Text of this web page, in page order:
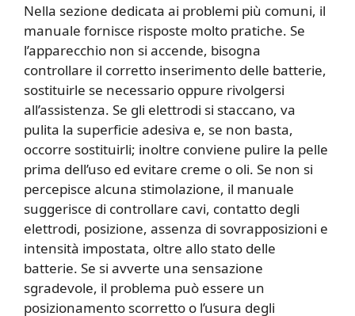
Nella sezione dedicata ai problemi più comuni, il
manuale fornisce risposte molto pratiche. Se
l’apparecchio non si accende, bisogna
controllare il corretto inserimento delle batterie,
sostituirle se necessario oppure rivolgersi
all’assistenza. Se gli elettrodi si staccano, va
pulita la superficie adesiva e, se non basta,
occorre sostituirli; inoltre conviene pulire la pelle
prima dell’uso ed evitare creme o oli. Se non si
percepisce alcuna stimolazione, il manuale
suggerisce di controllare cavi, contatto degli
elettrodi, posizione, assenza di sovrapposizioni e
intensità impostata, oltre allo stato delle
batterie. Se si avverte una sensazione
sgradevole, il problema può essere un
posizionamento scorretto o l’usura degli